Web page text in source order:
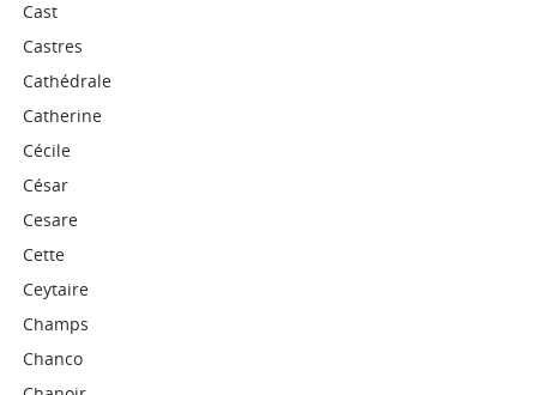
Cast
Castres
Cathédrale
Catherine
Cécile
César
Cesare
Cette
Ceytaire
Champs
Chanco